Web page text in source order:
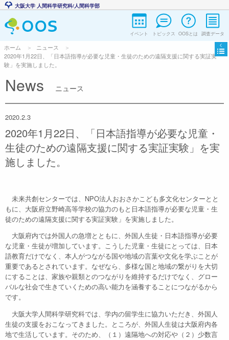
大阪大学 人間科学研究科/人間科学部
イベント トピックス OOSとは 調査データ
ホーム
ニュース
2020年1月22日、「日本語指導が必要な児童・生徒のための遠隔支援に関する実証実
験」を実施しました。
News ニュース
2020.2.3
2020年1月22日、「日本語指導が必要な児童・
生徒のための遠隔支援に関する実証実験」を実
施しました。
未来共創センターでは、NPO法人おおさかこども多文化センターとと
もに、大阪府立野崎高等学校の協力のもと日本語指導が必要な児童・生
徒のための遠隔支援に関する実証実験」を実施しました。
大阪府内では外国人の急増とともに、外国人生徒・日本語指導が必要
な児童・生徒が増加しています。こうした児童・生徒にとっては、日本
語教育だけでなく、本人がつながる国や地域の言葉や文化を学ぶことが
重要であるとされています。なぜなら、多様な国と地域の繋がりを大切
にすることは、家族や親類とのつながりを維持するだけでなく、グロー
バルな社会で生きていくための高い能力を涵養することにつながるから
です。
大阪大学人間科学研究科では、学内の留学生に協力いただき、外国人
生徒の支援をおこなってきました。ところが、外国人生徒は大阪府内各
地で生活しています。そのため、（１）遠隔地への対応や（２）少数言